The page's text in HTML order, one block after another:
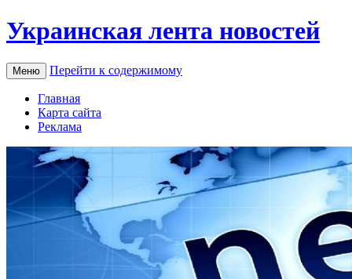
Украинская лента новостей
Меню Перейти к содержимому
Главная
Карта сайта
Реклама